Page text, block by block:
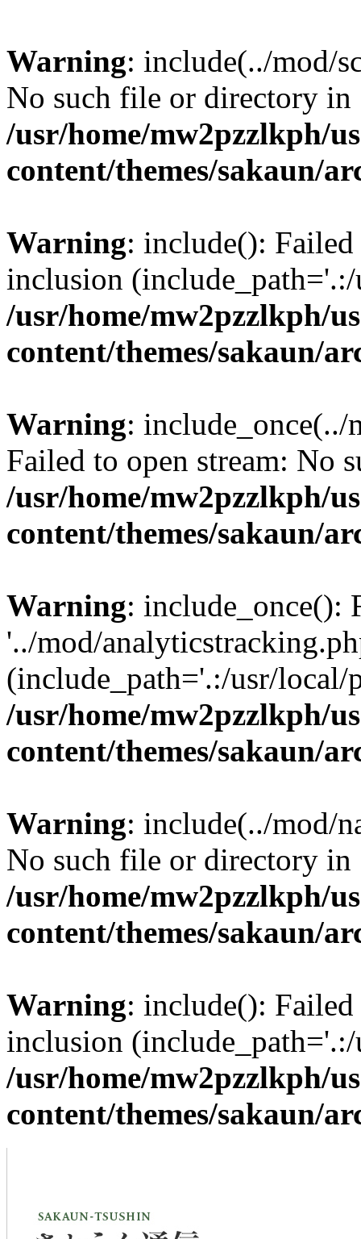
Warning: include(../mod/
No such file or directory in
/usr/home/mw2pzzlkph/
content/themes/sakaun/
Warning: include():
inclusion
/usr/home/mw2pzzlkph/
content/themes/sakaun/
Warning:
Failed to open stream: No
/usr/home/mw2pzzlkph/
content/themes/sakaun/
Warning: include_once():
'../mod/
(include_path='.:/usr/
/usr/home/mw2pzzlkph/
content/themes/sakaun/
Warning: include(../mod/
No such file or directory in
/usr/home/mw2pzzlkph/
content/themes/sakaun/
Warning: include():
inclusion
/usr/home/mw2pzzlkph/
content/themes/sakaun/